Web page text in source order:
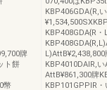
牌
ト餅
幣
KBP406GDA(R,
KBP408GDA{R
KBP4010DAIR,
AttB¥861,300牌
KBP101GPPIR